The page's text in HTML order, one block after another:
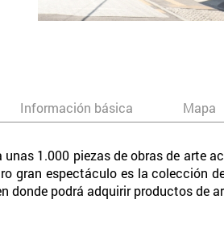
Información básica Mapa
unas 1.000 piezas de obras de arte
gran espectáculo es la colección
donde podrá adquirir productos de